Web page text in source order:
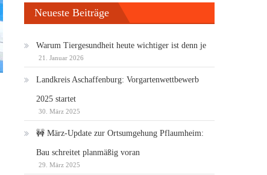
Neueste Beiträge
Warum Tiergesundheit heute wichtiger ist denn je
21. Januar 2026
Landkreis Aschaffenburg: Vorgartenwettbewerb
2025 startet
30. März 2025
🚧 März-Update zur Ortsumgehung Pflaumheim:
Bau schreitet planmäßig voran
29. März 2025